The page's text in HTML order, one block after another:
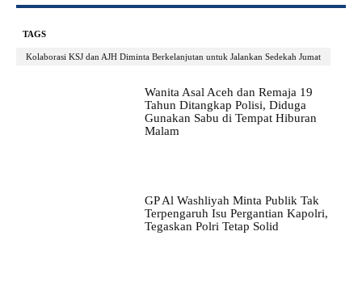
TAGS
Kolaborasi KSJ dan AJH Diminta Berkelanjutan untuk Jalankan Sedekah Jumat
Wanita Asal Aceh dan Remaja 19
Tahun Ditangkap Polisi, Diduga
Gunakan Sabu di Tempat Hiburan
Malam
GP Al Washliyah Minta Publik Tak
Terpengaruh Isu Pergantian Kapolri,
Tegaskan Polri Tetap Solid